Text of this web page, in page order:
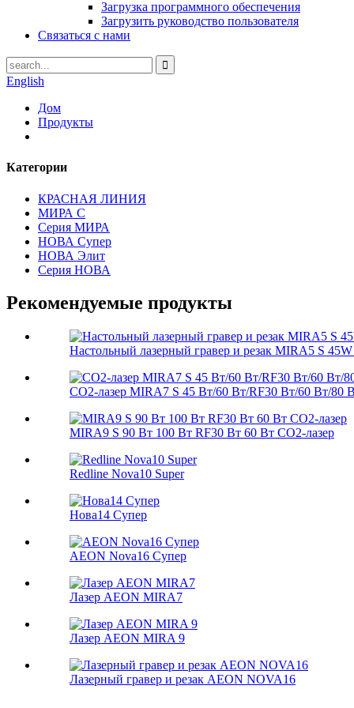
Загрузка программного обеспечения
Загрузить руководство пользователя
Связаться с нами
English
Дом
Продукты
Категории
КРАСНАЯ ЛИНИЯ
МИРА С
Серия МИРА
НОВА Супер
НОВА Элит
Серия НОВА
Рекомендуемые продукты
Настольный лазерный гравер и резак MIRA5 S
CO2-лазер MIRA7 S 45 Вт/60 Вт/RF30 Вт/60 Вт/80
MIRA9 S 90 Вт 100 Вт RF30 Вт 60 Вт CO2-лазер
Redline Nova10 Super
Нова14 Супер
AEON Nova16 Супер
Лазер AEON MIRA7
Лазер AEON MIRA 9
Лазерный гравер и резак AEON NOVA16